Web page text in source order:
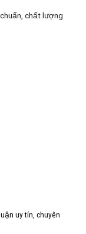
chất lượng
uy tín, chuyên